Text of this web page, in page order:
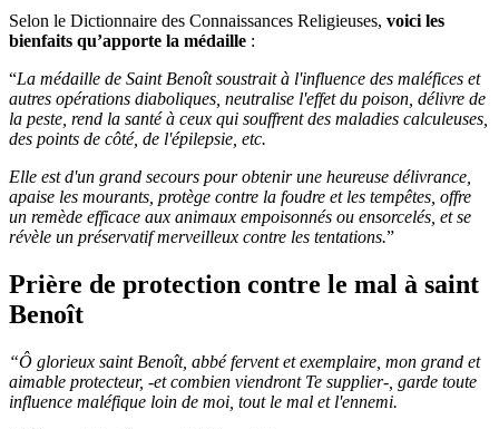
Selon le Dictionnaire des Connaissances Religieuses, voici les
bienfaits qu’apporte la médaille :
“La médaille de Saint Benoît soustrait à l'influence des maléfices et
autres opérations diaboliques, neutralise l'effet du poison, délivre de
la peste, rend la santé à ceux qui souffrent des maladies calculeuses,
des points de côté, de l'épilepsie, etc.
Elle est d'un grand secours pour obtenir une heureuse délivrance,
apaise les mourants, protège contre la foudre et les tempêtes, offre
un remède efficace aux animaux empoisonnés ou ensorcelés, et se
révèle un préservatif merveilleux contre les tentations.”
Prière de protection contre le mal à saint
Benoît
“Ô glorieux saint Benoît, abbé fervent et exemplaire, mon grand et
aimable protecteur, -et combien viendront Te supplier-, garde toute
influence maléfique loin de moi, tout le mal et l'ennemi.